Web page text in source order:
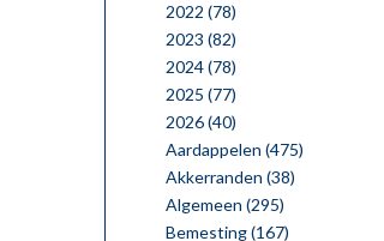
2022 (78)
2023 (82)
2024(78)
2025 (77)
2026(40)
Aardappelen (475)
Akkerranden (38)
Algemeen (295)
Bemesting(167)